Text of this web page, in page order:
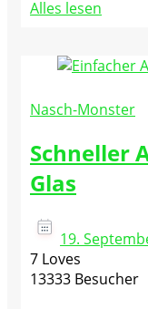
Alles lesen
Nasch-Monster
Schneller
Glas
19.
7 Loves
13333 Besucher